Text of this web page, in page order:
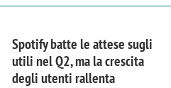
Spotify batte le attese sugli
utili nel Q2, ma la crescita
degli utenti rallenta